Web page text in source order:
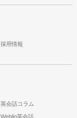
採用情報
英会話コラム
Weblio英会話